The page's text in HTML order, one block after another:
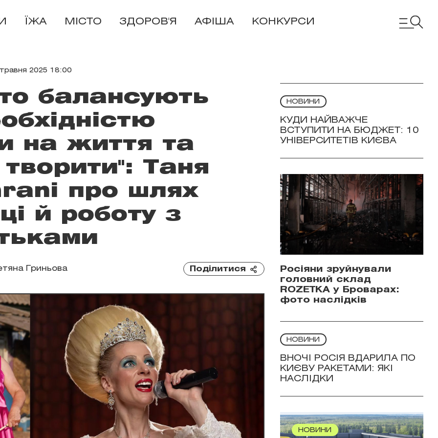
ЇЖА МІСТО ЗДОРОВ'Я АФІША КОНКУРСИ
2025 18:00
балансують
на життя та
Таня
про шлях
й роботу з
Гриньова Поділитися
НОВИНИ
КУДИ НАЙВАЖЧЕ
ВСТУПИТИ НА БЮДЖЕТ: 10
УНІВЕРСИТЕТІВ КИЄВА
Росіяни зруйнували
головний склад
ROZETKA у Броварах:
фото наслідків
НОВИНИ
ВНОЧІ РОСІЯ ВДАРИЛА ПО
КИЄВУ РАКЕТАМИ: ЯКІ
НАСЛІДКИ
НОВИНИ